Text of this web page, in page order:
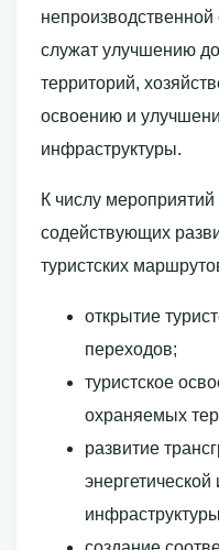
служат улучшению
территорий,
освоению и
инфраструктуры.
К числу
содействующих
туристских
открытие
переходов;
туристское
охраняемых
развитие